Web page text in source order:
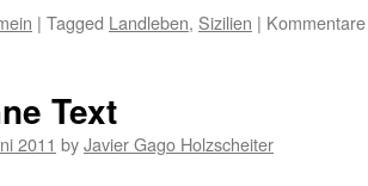
| Tagged Landleben, Sizilien |
Text
2011 byJavier Gago Holzscheiter